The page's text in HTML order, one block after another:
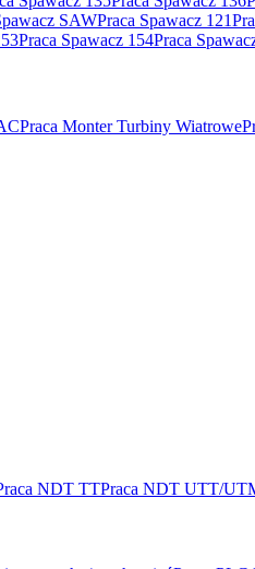
SAWPraca Spawacz 121
Praca Spawacz 154Praca
Praca Monter Turbiny Wiatrowe
NDT TTPraca NDT UTT/